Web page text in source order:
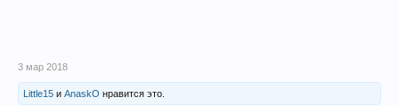
3 мар 2018
Little15 и AnaskO нравится это.